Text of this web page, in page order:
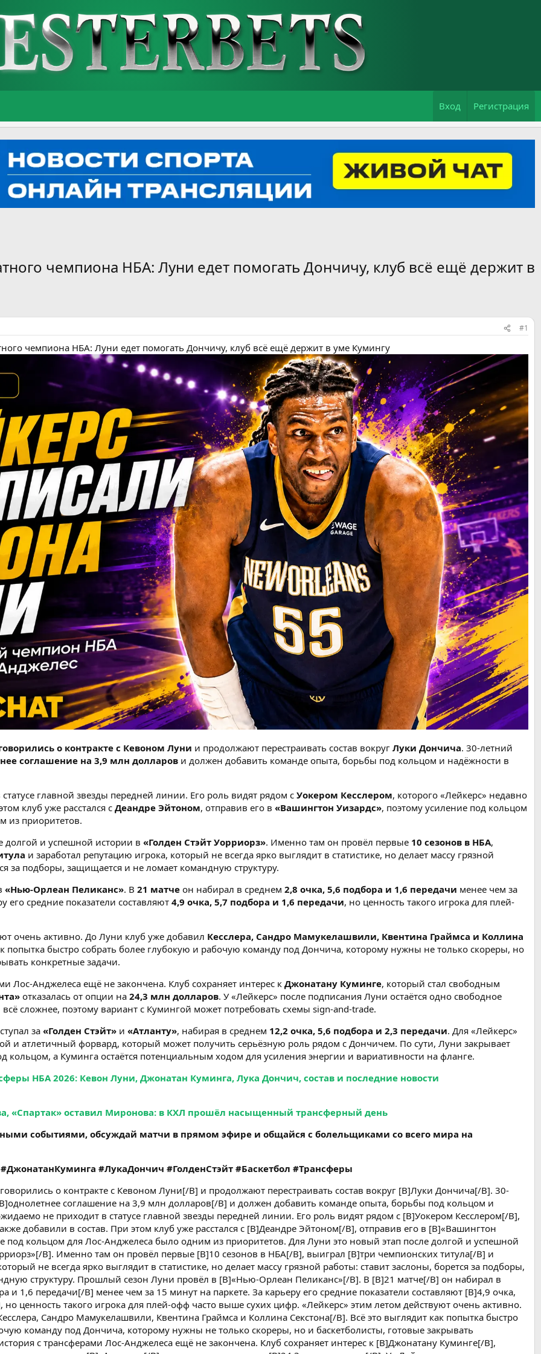
Вход Регистрация
чемпиона НБА: Луни едет помогать Дончичу, клуб всё ещё держит в
#1
чемпиона НБА: Луни едет помогать Дончичу, клуб всё ещё держит в уме Кумингу
о контракте с Кевоном Луни и продолжают перестраивать состав вокруг Луки Дончича. 30-летний
соглашение на 3,9 млн долларов и должен добавить команде опыта, борьбы под кольцом и надёжности в
главной звезды передней линии. Его роль видят рядом с Уокером Кесслером, которого «Лейкерс» недавно
клуб уже расстался с Деандре Эйтоном, отправив его в «Вашингтон Уизардс», поэтому усиление под кольцом
из приоритетов.
долгой и успешной истории в «Голден Стэйт Уорриорз». Именно там он провёл первые 10 сезонов в НБА,
и заработал репутацию игрока, который не всегда ярко выглядит в статистике, но делает массу грязной
за подборы, защищается и не ломает командную структуру.
«Нью-Орлеан Пеликанс». В 21 матче он набирал в среднем 2,8 очка, 5,6 подбора и 1,6 передачи менее чем за
его средние показатели составляют 4,9 очка, 5,7 подбора и 1,6 передачи, но ценность такого игрока для плей-
очень активно. До Луни клуб уже добавил Кесслера, Сандро Мамукелашвили, Квентина Граймса и Коллина
попытка быстро собрать более глубокую и рабочую команду под Дончича, которому нужны не только скореры, но
конкретные задачи.
Лос-Анджелеса ещё не закончена. Клуб сохраняет интерес к Джонатану Куминге, который стал свободным
отказалась от опции на 24,3 млн долларов. У «Лейкерс» после подписания Луни остаётся одно свободное
всё сложнее, поэтому вариант с Кумингой может потребовать схемы sign-and-trade.
за «Голден Стэйт» и «Атланту», набирая в среднем 12,2 очка, 5,6 подбора и 2,3 передачи. Для «Лейкерс»
и атлетичный форвард, который может получить серьёзную роль рядом с Дончичем. По сути, Луни закрывает
кольцом, а Куминга остаётся потенциальным ходом для усиления энергии и вариативности на фланге.
НБА 2026: Кевон Луни, Джонатан Куминга, Лука Дончич, состав и последние новости
«Спартак» оставил Миронова: в КХЛ прошёл насыщенный трансферный день
событиями, обсуждай матчи в прямом эфире и общайся с болельщиками со всего мира на
#ЛукаДончич #ГолденСтэйт #Баскетбол #Трансферы
о контракте с Кевоном Луни[/B] и продолжают перестраивать состав вокруг [B]Луки Дончича[/B]. 30-
соглашение на 3,9 млн долларов[/B] и должен добавить команде опыта, борьбы под кольцом и
не приходит в статусе главной звезды передней линии. Его роль видят рядом с [B]Уокером Кесслером[/B],
добавили в состав. При этом клуб уже расстался с [B]Деандре Эйтоном[/B], отправив его в [B]«Вашингтон
под кольцом для Лос-Анджелеса было одним из приоритетов. Для Луни это новый этап после долгой и успешной
B]. Именно там он провёл первые [B]10 сезонов в НБА[/B], выиграл [B]три чемпионских титула[/B] и
не всегда ярко выглядит в статистике, но делает массу грязной работы: ставит заслоны, борется за подборы,
структуру. Прошлый сезон Луни провёл в [B]«Нью-Орлеан Пеликанс»[/B]. В [B]21 матче[/B] он набирал в
и 1,6 передачи[/B] менее чем за 15 минут на паркете. За карьеру его средние показатели составляют [B]4,9 очка,
ценность такого игрока для плей-офф часто выше сухих цифр. «Лейкерс» этим летом действуют очень активно.
Сандро Мамукелашвили, Квентина Граймса и Коллина Секстона[/B]. Всё это выглядит как попытка быстро
команду под Дончича, которому нужны не только скореры, но и баскетболисты, готовые закрывать
с трансферами Лос-Анджелеса ещё не закончена. Клуб сохраняет интерес к [B]Джонатану Куминге[/B],